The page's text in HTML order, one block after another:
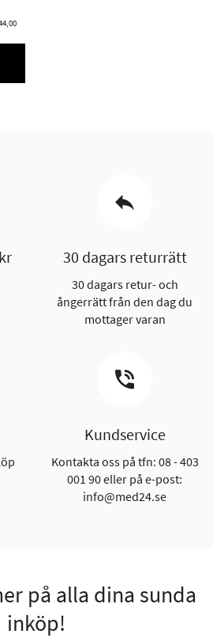
30 dagars returrätt
30 dagars retur- och
ångerrätt från den dag du
mottager varan
Kundservice
Kontakta oss på tfn: 08 - 403
001 90 eller på e-post:
info@med24.se
på alla dina sunda
inköp!